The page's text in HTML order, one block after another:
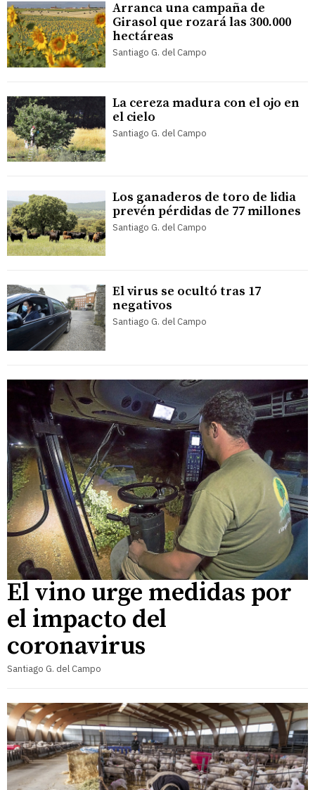
Arranca una campaña de
Girasol que rozará las 300.000
hectáreas
Santiago G. del Campo
La cereza madura con el ojo en
el cielo
Santiago G. del Campo
Los ganaderos de toro de lidia
prevén pérdidas de 77 millones
Santiago G. del Campo
El virus se ocultó tras 17
negativos
Santiago G. del Campo
El vino urge medidas por
el impacto del
coronavirus
Santiago G. del Campo